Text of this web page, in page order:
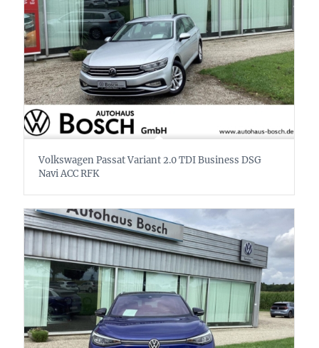
Volkswagen Passat Variant 2.0 TDI Business DSG
Navi ACC RFK